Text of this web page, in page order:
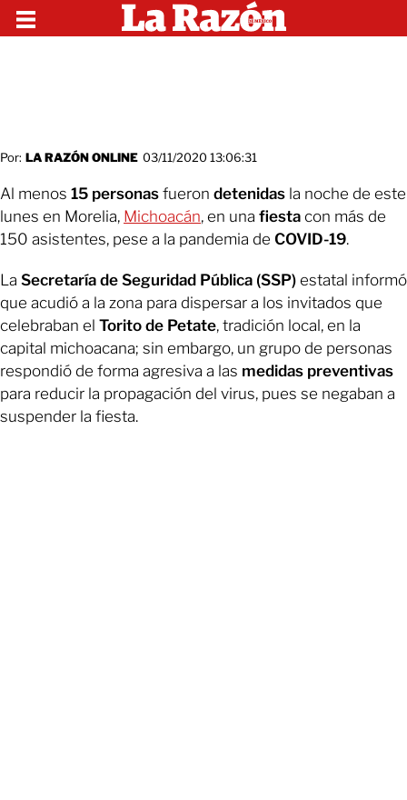
Por: LA RAZÓN ONLINE 03/11/2020 13:06:31
Al menos 15 personas fueron detenidas la noche de este
lunes en Morelia, Michoacán, en una fiesta con más de
150 asistentes, pese a la pandemia de COVID-19.
La Secretaría de Seguridad Pública (SSP) estatal informó
que acudió a la zona para dispersar a los invitados que
celebraban el Torito de Petate, tradición local, en la
capital michoacana; sin embargo, un grupo de personas
respondió de forma agresiva a las medidas preventivas
para reducir la propagación del virus, pues se negaban a
suspender la fiesta.